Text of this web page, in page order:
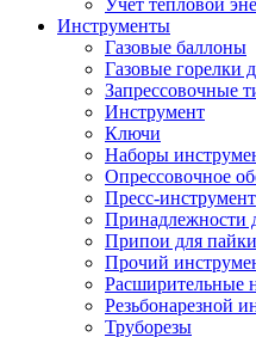
Учет тепловой
Инструменты
Газовые баллоны
Газовые горелки
Запрессовочные
Инструмент
Ключи
Наборы
Опрессовочное
Пресс-инструмент
Принадлежности
Припои для пайки
Прочий
Расширительные
Резьбонарезной
Труборезы